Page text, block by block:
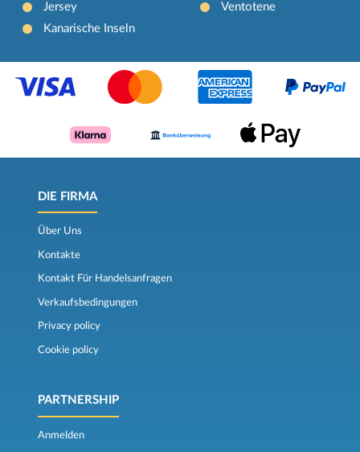
Jersey
Kanarische Inseln
Ventotene
DIE FIRMA
Über Uns
Kontakte
Kontakt Für Handelsanfragen
Verkaufsbedingungen
Privacy policy
Cookie policy
PARTNERSHIP
Anmelden